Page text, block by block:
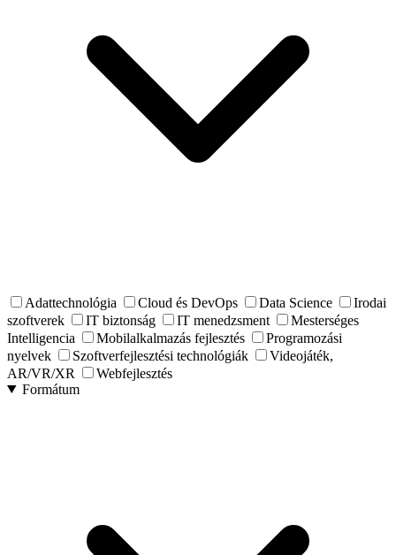
Adattechnológia Cloud és DevOps Data Science
Irodai
szoftverek
IT biztonság IT menedzsment
Mesterséges
Intelligencia
Mobilalkalmazás fejlesztés
Programozási
nyelvek
Szoftverfejlesztési technológiák
Videojáték,
AR/VR/XR
Webfejlesztés
Formátum